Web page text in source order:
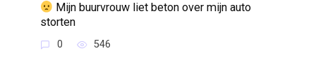
Mijn buurvrouw liet beton over mijn auto
storten
0 546